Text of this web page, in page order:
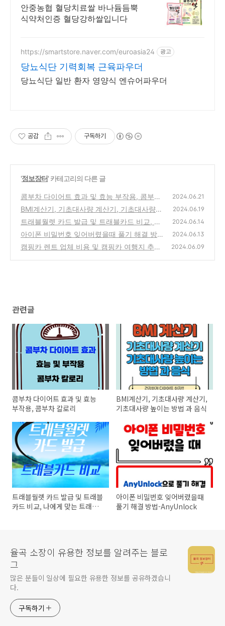
안중농협 혈당치료쌀 바나듐듬뿍
식약처인증 혈당강하쌀입니다
https://smartstore.naver.com/euroasia24 광고
당뇨식단 기력회복 근육파우더
당뇨식단 일반 환자 영양식 엔슈어파우더
공감 구독하기
'정보장터' 카테고리의 다른 글
콤부차 다이어트 효과 및 효능 부작용, 콤부차
칼로리
(0)
2024.06.21
BMI계산기, 기초대사량 계산기, 기초대사량
높이는 방법 과 음식
(0)
2024.06.19
트래블월렛 카드 발급 및 트래블카드 비교, 나
에게 맞는 트래블카드 찾기
(0)
2024.06.14
아이폰 비밀번호 잊어버렸을때 풀기 해결 방
법-AnyUnlock
(0)
2024.06.13
캠핑카 렌트 업체 비용 및 캠핑카 여행지 추천
2024.06.09
관련글
콤부차 다이어트 효과 및 효능
부작용, 콤부차 칼로리
BMI계산기, 기초대사량 계산기,
기초대사량 높이는 방법 과 음식
트래블월렛 카드 발급 및 트래블
카드 비교, 나에게 맞는 트래블
아이폰 비밀번호 잊어버렸을때
풀기 해결 방법-AnyUnlock
율곡 소장이 유용한 정보를 알려주는 블로
그
많은 분들이 일상에 필요한 유용한 정보를 공유하겠습니
다.
구독하기